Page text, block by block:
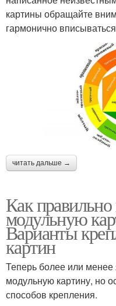
картины обращайте
гармонично
читать дальше →
Как правильно
модульную
Варианты
картин
Теперь более или менее
модульную картину, но
способов крепления.